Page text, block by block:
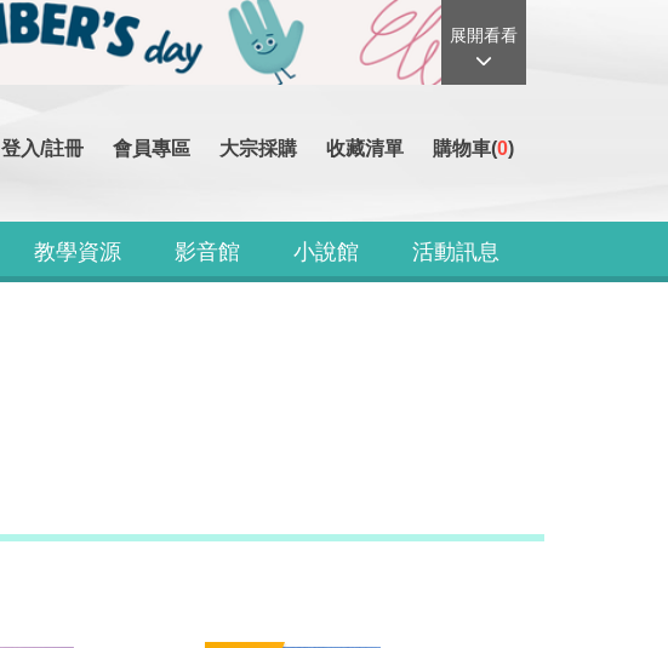
展開看看
登入/註冊 會員專區 大宗採購 收藏清單 購物車(0)
教學資源 影音館 小說館 活動訊息